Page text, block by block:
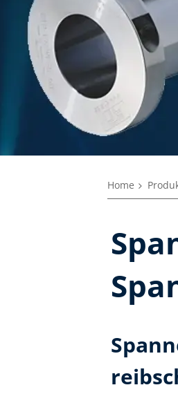
Home